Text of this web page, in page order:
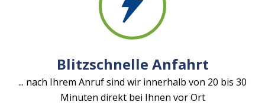
Blitzschnelle Anfahrt
... nach Ihrem Anruf sind wir innerhalb von 20 bis 30
Minuten direkt bei Ihnen vor Ort